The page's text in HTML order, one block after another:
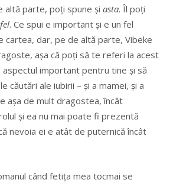
altă parte, poți spune șiasta. Îl poți
. Ce spui e important și e un fel
cartea, dar, pe de altă parte, Vibeke
așa că poți să te referi la acest
aspectul important pentru tine și să
căutări ale iubirii – și a mamei, și a
așa de mult dragostea, încât
și ea nu mai poate fi prezentă
nevoia ei e atât de puternică încât
când fetița mea tocmai se